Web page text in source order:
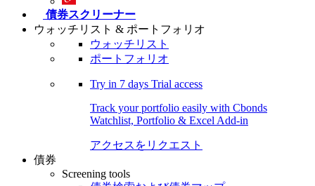
債券スクリーナー
ウォッチリスト & ポートフォリオ
ウォッチリスト
ポートフォリオ
Try in 7 days Trial access
Track your portfolio easily with Cbonds
Watchlist, Portfolio & Excel Add-in
アクセスをリクエスト
債券
Screening tools